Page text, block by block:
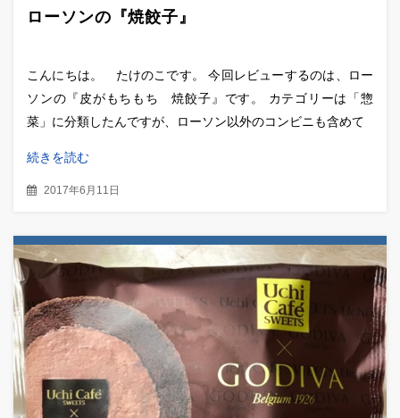
ローソンの『焼餃子』
こんにちは。 たけのこです。 今回レビューするのは、ロー
ソンの『皮がもちもち 焼餃子』です。 カテゴリーは「惣
菜」に分類したんですが、ローソン以外のコンビニも含めて
続きを読む
2017年6月11日